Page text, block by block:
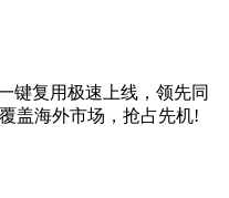
键复用极速上线，领先同
盖海外市场，抢占先机!